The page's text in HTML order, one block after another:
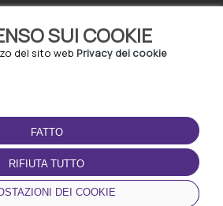
SUI COOKIE
del sito web Privacy dei cookie
FATTO
RIFIUTA TUTTO
DEI COOKIE
SCARICA L'APP